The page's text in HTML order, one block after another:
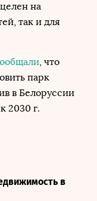
на
так и для
, что
парк
в Белоруссии
2030 г.
в